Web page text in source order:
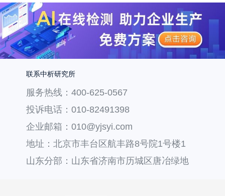
联系中析研究所
服务热线：400-625-0567
投诉电话：010-82491398
企业邮箱：010@yjsyi.com
地址：北京市丰台区航丰路8号院1号楼1
层121
山东分部：山东省济南市历城区唐冶绿地